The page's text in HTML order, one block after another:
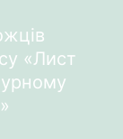
«Лист